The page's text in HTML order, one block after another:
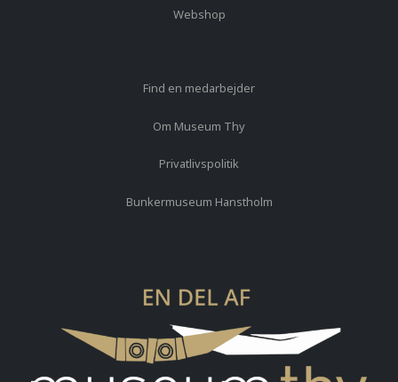
Webshop
Find en medarbejder
Om Museum Thy
Privatlivspolitik
Bunkermuseum Hanstholm